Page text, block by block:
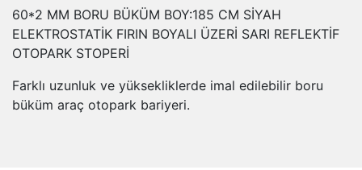
60*2 MM BORU BÜKÜM BOY:185 CM SİYAH
ELEKTROSTATİK FIRIN BOYALI ÜZERİ SARI REFLEKTİF
OTOPARK STOPERİ
Farklı uzunluk ve yüksekliklerde imal edilebilir boru
büküm araç otopark bariyeri.